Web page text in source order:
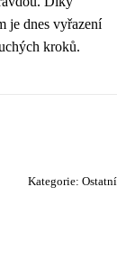
je dnes vyřazení
kroků.
Kategorie: Ostatní